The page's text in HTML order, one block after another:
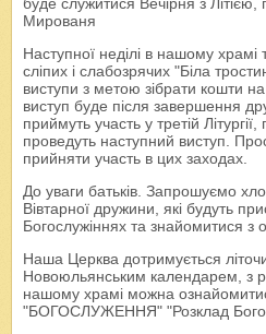
буде служитися Вечірня з
Мированя
Наступної неділі в нашому храмі
сліпих і слабозрячих "Біла
виступи з метою зібрати кошти
виступ буде після завершення
приймуть участь у третій
проведуть наступний виступ.
прийняти участь в цих заходах.
До уваги батьків. Запрошуємо
Вівтарної дружини, які будуть
Богослужіннях та знайомитися
Наша Церква дотримується
Новоюльянським календарем, з
нашому храмі можна
"БОГОСЛУЖЕННЯ" "Розклад